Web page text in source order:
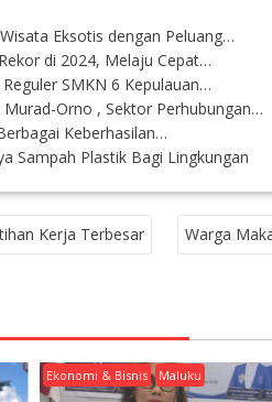
Eksotis dengan Peluang…
di 2024, Melaju Cepat…
SMKN 6 Kepulauan…
Orno , Sektor Perhubungan…
Keberhasilan…
Sampah Plastik Bagi Lingkungan
Kerja Terbesar Warga
Ekonomi & Bisnis Maluku